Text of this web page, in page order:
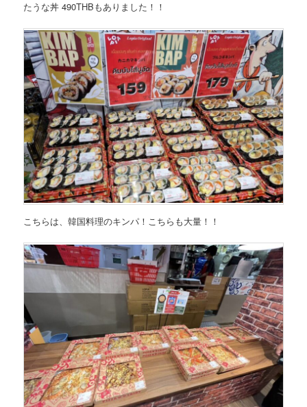
たうな丼 490THBもありました！！
こちらは、韓国料理のキンパ！こちらも大量！！